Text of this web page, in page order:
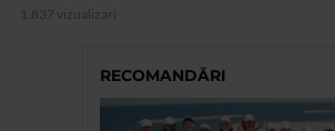
1.837 vizualizari
RECOMANDĂRI